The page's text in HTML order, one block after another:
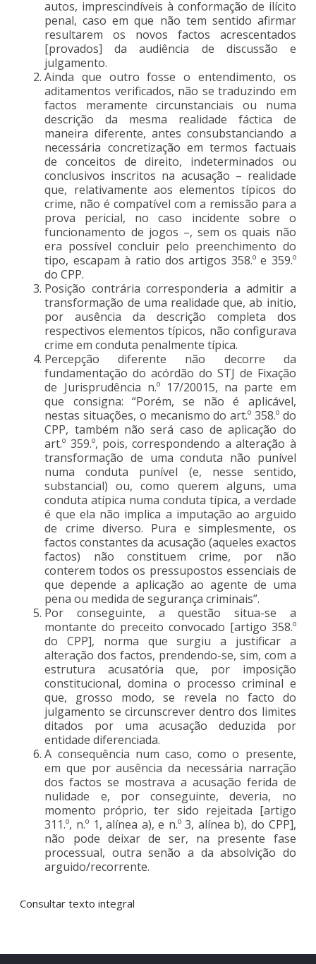
autos, imprescindíveis à conformação de ilícito
penal, caso em que não tem sentido afirmar
resultarem os novos factos acrescentados
[provados] da audiência de discussão e
julgamento.
Ainda que outro fosse o entendimento, os
aditamentos verificados, não se traduzindo em
factos meramente circunstanciais ou numa
descrição da mesma realidade fáctica de
maneira diferente, antes consubstanciando a
necessária concretização em termos factuais
de conceitos de direito, indeterminados ou
conclusivos inscritos na acusação – realidade
que, relativamente aos elementos típicos do
crime, não é compatível com a remissão para a
prova pericial, no caso incidente sobre o
funcionamento de jogos –, sem os quais não
era possível concluir pelo preenchimento do
tipo, escapam à ratio dos artigos 358.º e 359.º
do CPP.
Posição contrária corresponderia a admitir a
transformação de uma realidade que, ab initio,
por ausência da descrição completa dos
respectivos elementos típicos, não configurava
crime em conduta penalmente típica.
Percepção diferente não decorre da
fundamentação do acórdão do STJ de Fixação
de Jurisprudência n.º 17/20015, na parte em
que consigna: “Porém, se não é aplicável,
nestas situações, o mecanismo do art.º 358.º do
CPP, também não será caso de aplicação do
art.º 359.º, pois, correspondendo a alteração à
transformação de uma conduta não punível
numa conduta punível (e, nesse sentido,
substancial) ou, como querem alguns, uma
conduta atípica numa conduta típica, a verdade
é que ela não implica a imputação ao arguido
de crime diverso. Pura e simplesmente, os
factos constantes da acusação (aqueles exactos
factos) não constituem crime, por não
conterem todos os pressupostos essenciais de
que depende a aplicação ao agente de uma
pena ou medida de segurança criminais”.
Por conseguinte, a questão situa-se a
montante do preceito convocado [artigo 358.º
do CPP], norma que surgiu a justificar a
alteração dos factos, prendendo-se, sim, com a
estrutura acusatória que, por imposição
constitucional, domina o processo criminal e
que, grosso modo, se revela no facto do
julgamento se circunscrever dentro dos limites
ditados por uma acusação deduzida por
entidade diferenciada.
A consequência num caso, como o presente,
em que por ausência da necessária narração
dos factos se mostrava a acusação ferida de
nulidade e, por conseguinte, deveria, no
momento próprio, ter sido rejeitada [artigo
311.º, n.º 1, alínea a), e n.º 3, alínea b), do CPP],
não pode deixar de ser, na presente fase
processual, outra senão a da absolvição do
arguido/recorrente.
Consultar texto integral